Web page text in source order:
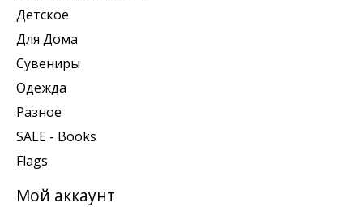
Детское
Для Дома
Сувениры
Одежда
Разное
SALE - Books
Flags
Мой аккаунт